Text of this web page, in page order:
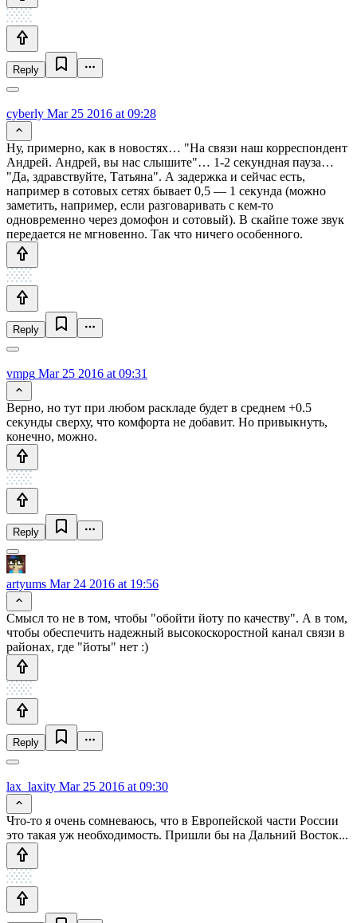
Reply
cyberly Mar 25 2016 at 09:28
Ну, примерно, как в новостях… "На связи наш корреспондент
Андрей. Андрей, вы нас слышите"… 1-2 секундная пауза…
"Да, здравствуйте, Татьяна". А задержка и сейчас есть,
например в сотовых сетях бывает 0,5 — 1 секунда (можно
заметить, например, если разговаривать с кем-то
одновременно через домофон и сотовый). В скайпе тоже звук
передается не мгновенно. Так что ничего особенного.
Reply
vmpg Mar 25 2016 at 09:31
Верно, но тут при любом раскладе будет в среднем +0.5
секунды сверху, что комфорта не добавит. Но привыкнуть,
конечно, можно.
Reply
artyums Mar 24 2016 at 19:56
Смысл то не в том, чтобы "обойти йоту по качеству". А в том,
чтобы обеспечить надежный высокоскоростной канал связи в
районах, где "йоты" нет :)
Reply
lax_laxity Mar 25 2016 at 09:30
Что-то я очень сомневаюсь, что в Европейской части России
это такая уж необходимость. Пришли бы на Дальний Восток...